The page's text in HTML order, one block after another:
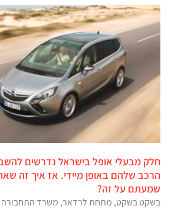
חלק מבעלי אופל בישראל נדרשים
הרכב שלהם באופן מיידי. אז איך זה
שמעתם על זה?
בשקט בשקט, מתחת לרדאר, משרד התחבורה